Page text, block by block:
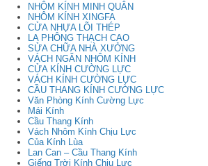
NHÔM KÍNH MINH QUÂN
NHÔM KÍNH XINGFA
CỬA NHỰA LÕI THÉP
LA PHÔNG THẠCH CAO
SỬA CHỮA NHÀ XƯỞNG
VÁCH NGĂN NHÔM KÍNH
CỬA KÍNH CƯỜNG LỰC
VÁCH KÍNH CƯỜNG LỰC
CẦU THANG KÍNH CƯỜNG LỰC
Văn Phòng Kính Cường Lực
Mái Kính
Cầu Thang Kính
Vách Nhôm Kính Chịu Lực
Của Kính Lùa
Lan Can – Cầu Thang Kính
Giếng Trời Kính Chịu Lực